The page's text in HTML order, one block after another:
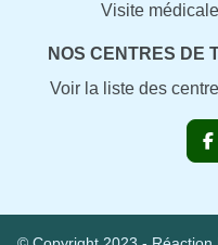
Visite
NOS CENTRES DE
Voir la liste des